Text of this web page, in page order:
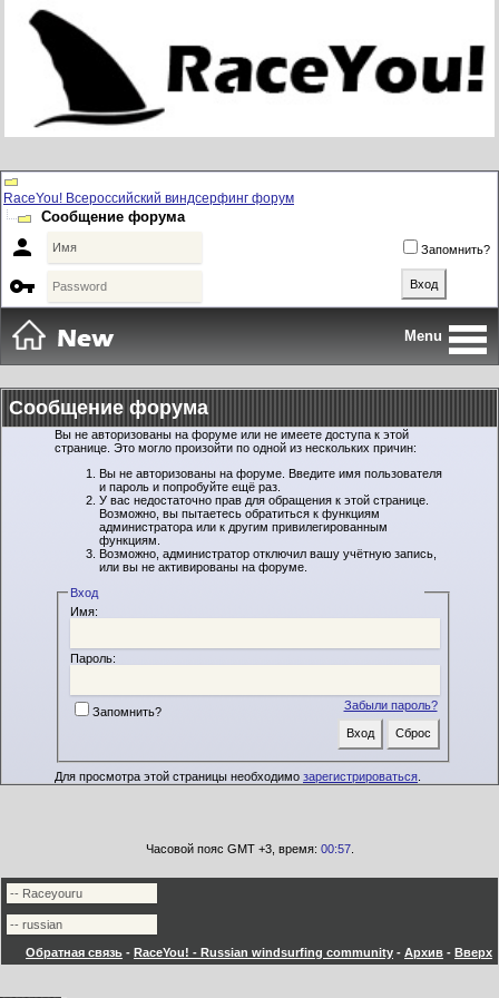
RaceYou! Всероссийский виндсерфинг форум
Сообщение форума
 Запомнить?

Menu
Сообщение форума
Вы не авторизованы на форуме или не имеете доступа к этой
странице. Это могло произойти по одной из нескольких причин:
Вы не авторизованы на форуме. Введите имя пользователя
и пароль и попробуйте ещё раз.
У вас недостаточно прав для обращения к этой странице.
Возможно, вы пытаетесь обратиться к функциям
администратора или к другим привилегированным
функциям.
Возможно, администратор отключил вашу учётную запись,
или вы не активированы на форуме.
Вход
Имя:
Пароль:
Забыли пароль?
Запомнить?
Для просмотра этой страницы необходимо зарегистрироваться
Часовой пояс GMT +3, время: 00:57.
Обратная связь - RaceYou! - Russian windsurfing community - Архив - Вверх